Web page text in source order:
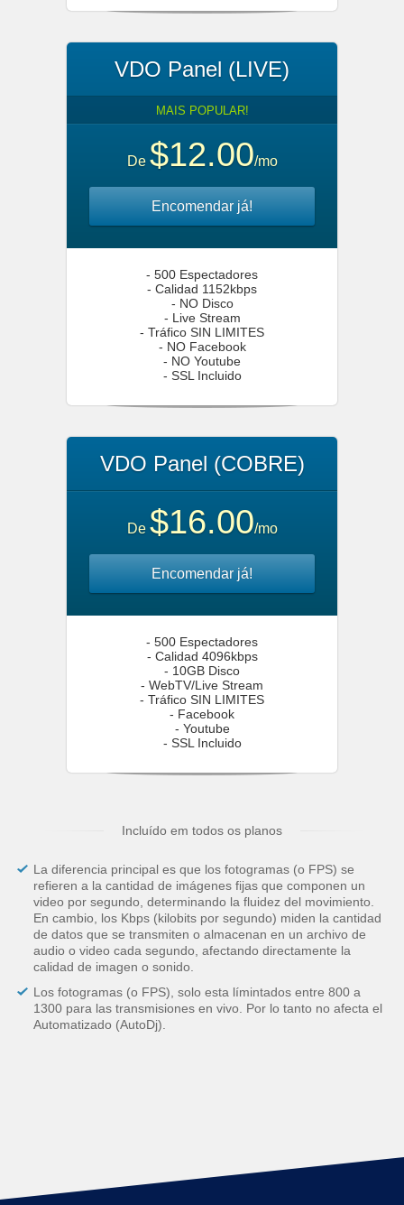
VDO Panel (LIVE)
MAIS POPULAR!
De $12.00/mo
Encomendar já!
- 500 Espectadores
- Calidad 1152kbps
- NO Disco
- Live Stream
- Tráfico SIN LIMITES
- NO Facebook
- NO Youtube
- SSL Incluido
VDO Panel (COBRE)
De $16.00/mo
Encomendar já!
- 500 Espectadores
- Calidad 4096kbps
- 10GB Disco
- WebTV/Live Stream
- Tráfico SIN LIMITES
- Facebook
- Youtube
- SSL Incluido
Incluído em todos os planos
La diferencia principal es que los fotogramas (o FPS) se
refieren a la cantidad de imágenes fijas que componen un
video por segundo, determinando la fluidez del movimiento.
En cambio, los Kbps (kilobits por segundo) miden la cantidad
de datos que se transmiten o almacenan en un archivo de
audio o video cada segundo, afectando directamente la
calidad de imagen o sonido.
Los fotogramas (o FPS), solo esta límintados entre 800 a
1300 para las transmisiones en vivo. Por lo tanto no afecta el
Automatizado (AutoDj).